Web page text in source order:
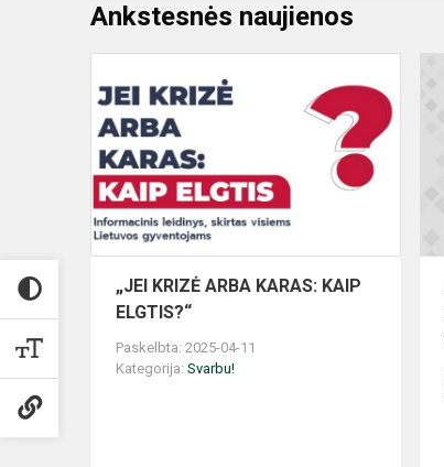
Ankstesnės naujienos
„JEI KRIZĖ ARBA KARAS: KAIP
ELGTIS?“
Paskelbta: 2025-04-11
Kategorija: Svarbu!